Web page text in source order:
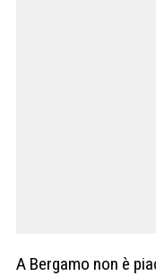
A Bergamo non è